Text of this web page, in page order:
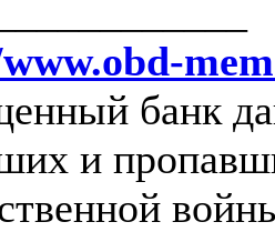
банк
и